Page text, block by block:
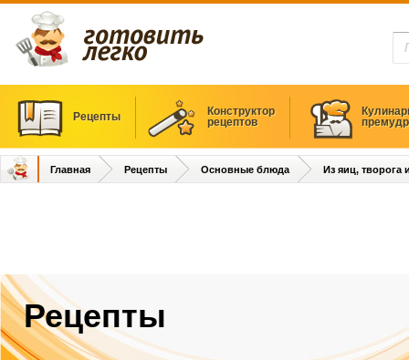
Рецепты
Конструктор
рецептов
Главная Рецепты Основные блюда Из яиц, творога
Рецепты